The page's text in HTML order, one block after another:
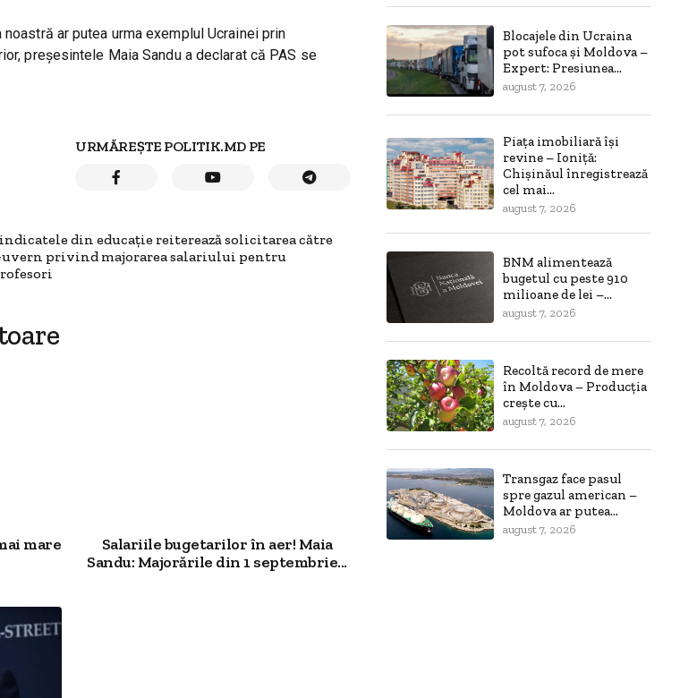
ar putea urma exemplul Ucrainei prin
preșesintele Maia Sandu a declarat că PAS se
URMĂREȘTE POLITIK.MD PE
din educație reiterează solicitarea către
privind majorarea salariului pentru
mare
Salariile bugetarilor în aer! Maia
Sandu: Majorările din 1 septembrie...
Blocajele din Ucraina
pot sufoca și Moldova –
Expert: Presiunea...
august 7, 2026
Piața imobiliară își
revine – Ioniță:
Chișinăul înregistrează
cel mai...
august 7, 2026
BNM alimentează
bugetul cu peste 910
milioane de lei –...
august 7, 2026
Recoltă record de mere
în Moldova – Producția
crește cu...
august 7, 2026
Transgaz face pasul
spre gazul american –
Moldova ar putea...
august 7, 2026